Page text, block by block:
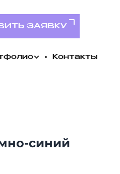
ЗАЯВКУ
Контакты
синий